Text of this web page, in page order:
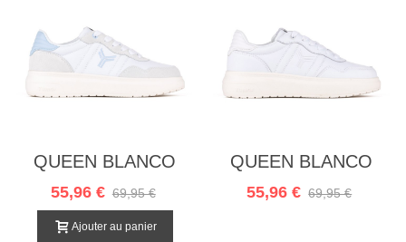
QUEEN BLANCO
CELESTE
55,96 € 69,95 €
Ajouter au panier
QUEEN BLANCO
55,96 € 69,95 €